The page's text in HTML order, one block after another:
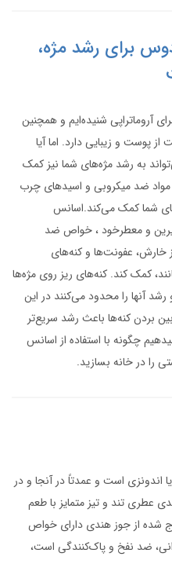
برای رشد مژه،
آروماتراپی شنیده‌ایم و همچنین
پوست و زیبایی دارد. اما آیا
به رشد مژه‌های شما نیز کمک
ضد میکروبی و اسیدهای چرب
شما کمک می‌کند.اسانس
و معطرخود ، خواص ضد
خارش، عفونت‌ها و کنه‌های
کمک کند. کنه‌های ریز روی مژه‌ها
آنها را محدود می‌کنند در این
بردن کنه‌ها باعث رشد سریع‌تر
چگونه با استفاده از اسانس
را در خانه بسازید.
است و عمدتاً در آنجا و در
تند و تیز متمایز با طعم
شده از جوز هندی دارای خواص
ضد نفخ و پاک‌کنندگی‌ است،